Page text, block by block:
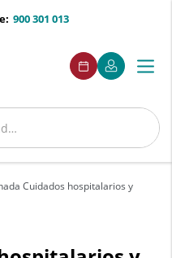
900 301 013
menú
acceso
Pedir
cita
Este
enlace
se
una
Mi
Quirónsalud
Este
enlace
se
una
ventana
Menú
Cuidados hospitalarios y